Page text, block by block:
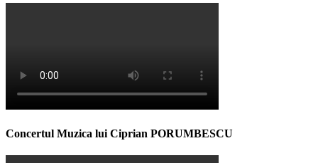
Concertul Muzica lui Ciprian PORUMBESCU